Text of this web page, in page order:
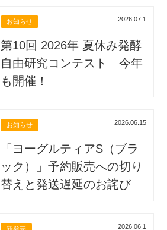
お知らせ 2026.07.1
第10回 2026年 夏休み発酵
自由研究コンテスト 今年
も開催！
お知らせ 2026.06.15
「ヨーグルティアS（ブラ
ック）」予約販売への切り
替えと発送遅延のお詫び
2026.06.1